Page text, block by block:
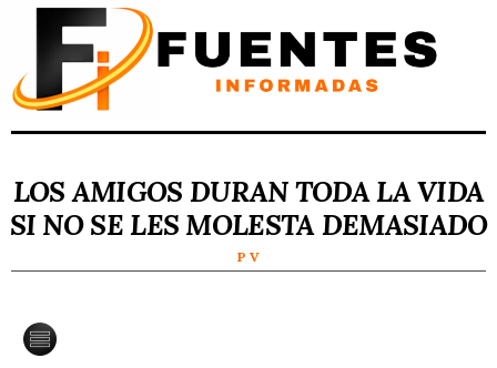
LOS AMIGOS DURAN TODA LA VIDA
SI NO SE LES MOLESTA DEMASIADO
P V